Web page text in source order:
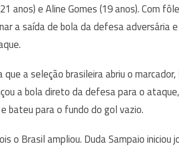
anos) e Aline Gomes (19 anos). Com
a saída de bola da defesa adversária
a seleção brasileira abriu o marcador,
a bola direto da defesa para o
bateu para o fundo do gol vazio.
o Brasil ampliou. Duda Sampaio